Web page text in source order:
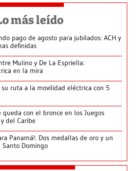
más leído
pago de agosto para jubilados: ACH y
definidas
Mulino y De La Espriella:
en la mira
su ruta a la movilidad eléctrica con 5
queda con el bronce en los Juegos
del Caribe
Panamá!: Dos medallas de oro y un
Santo Domingo